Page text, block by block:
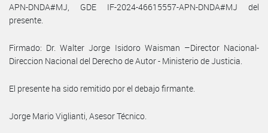
APN-DNDA#MJ, GDE IF-2024-46615557-APN-DNDA#MJ del
presente.
Firmado: Dr. Walter Jorge Isidoro Waisman –Director Nacional-
Direccion Nacional del Derecho de Autor - Ministerio de Justicia.
El presente ha sido remitido por el debajo firmante.
Jorge Mario Viglianti, Asesor Técnico.